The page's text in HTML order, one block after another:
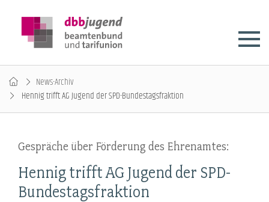
News-Archiv
Hennig trifft AG Jugend der SPD-Bundestagsfraktion
Gespräche über Förderung des Ehrenamtes:
Hennig trifft AG Jugend der SPD-
Bundestagsfraktion